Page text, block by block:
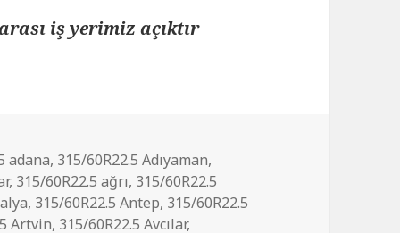
iş yerimiz açıktır
adana, 315/60R22.5 Adıyaman,
, 315/60R22.5 ağrı, 315/60R22.5
, 315/60R22.5 Antep, 315/60R22.5
Artvin, 315/60R22.5 Avcılar,